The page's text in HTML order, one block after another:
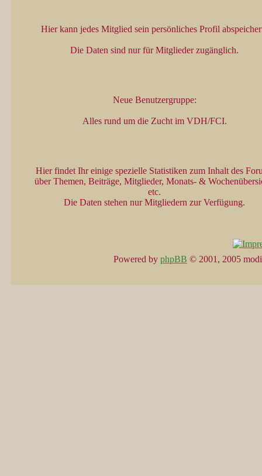
Hier kann jedes Mitglied sein persönliches Profil
Die Daten sind nur für Mitglieder zugänglich.
Neue Benutzergruppe:
Alles rund um die Zucht im VDH/FCI.
Hier findet Ihr einige spezielle Statistiken zum Inhalt des
über Themen, Beiträge, Mitglieder, Monats- &
etc.
Die Daten stehen nur Mitgliedern zur Verfügung.
Powered by phpBB © 2001, 2005